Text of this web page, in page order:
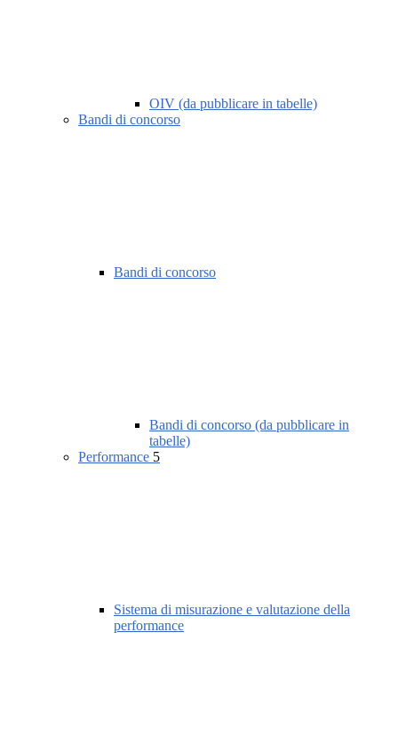
OIV (da pubblicare in tabelle)
Bandi di concorso
Bandi di concorso
Bandi di concorso (da pubblicare in
tabelle)
Performance 5
Sistema di misurazione e valutazione della
performance